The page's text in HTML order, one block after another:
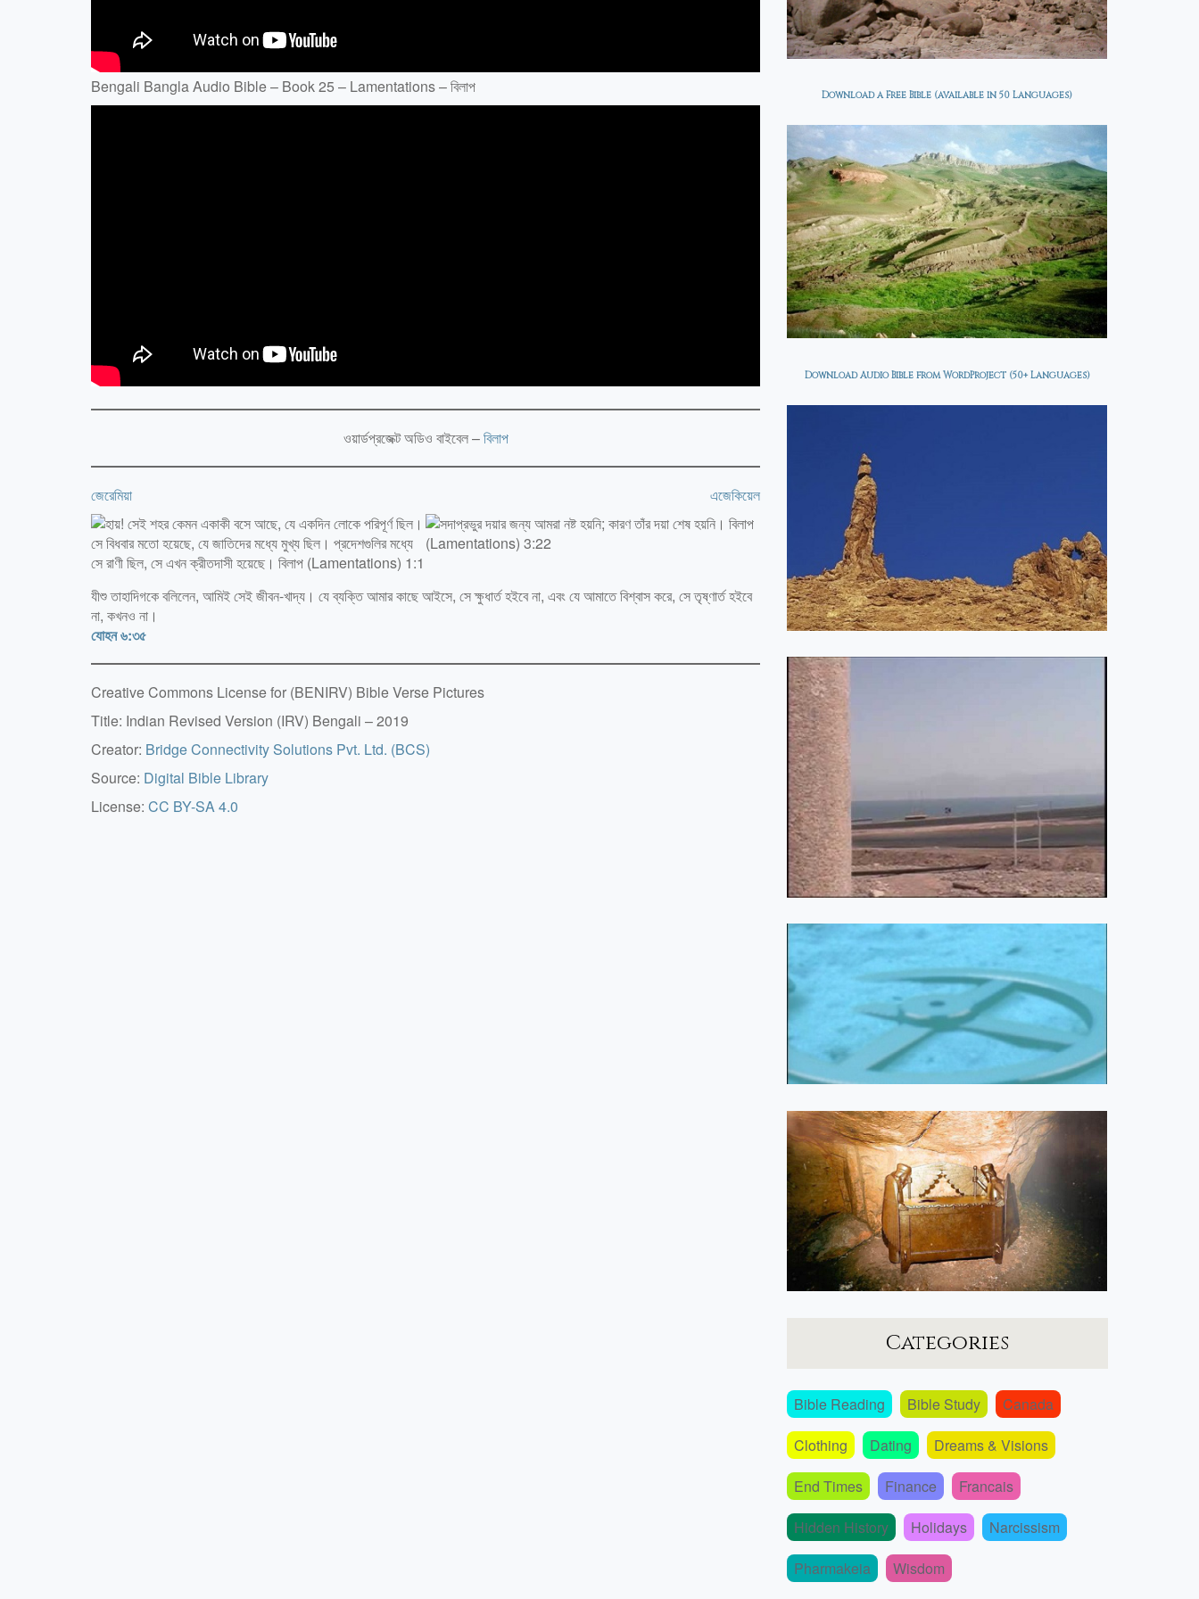
Bengali Bangla Audio Bible – Book 25 – Lamentations – বিলাপ
ওয়ার্ডপ্রজেক্ট অডিও বাইবেল –বিলাপ
জেরেমিয়া এজেকিয়েল
যীশু তাহাদিগকে বলিলেন, আমিই সেই জীবন-খাদ্য। যে ব্যক্তি আমার কাছে আইসে, সে ক্ষুধার্ত হইবে না, এবং যে আমাতে বিশ্বাস করে, সে তৃষ্ণার্ত হইবে
না, কখনও না।
যোহন ৬:৩৫
Creative Commons License for (BENIRV) Bible Verse Pictures
Title: Indian Revised Version (IRV) Bengali – 2019
Creator: Bridge Connectivity Solutions Pvt. Ltd. (BCS)
Source: Digital Bible Library
License: CC BY-SA 4.0
Download a Free Bible (available in 50 Languages)
Download Audio Bible from WordProject (50+ Languages)
Categories
Bible Reading Bible Study
Canada
Clothing
Dating
Dreams & Visions
End Times
Finance
Francais
Hidden History
Holidays
Narcissism
Pharmakeia
Wisdom